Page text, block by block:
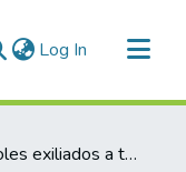
Log In (current)
Los españoles exiliados a través de la obra de Miguel Martínez López: Alcazaba del olvido, El exilio de los refugiados políticos españoles en Argelia (1939-1962)